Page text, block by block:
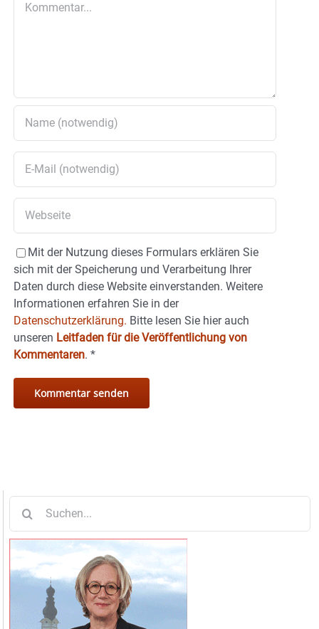
Mit der Nutzung dieses Formulars erklären Sie
sich mit der Speicherung und Verarbeitung Ihrer
Daten durch diese Website einverstanden. Weitere
Informationen erfahren Sie in der
Datenschutzerklärung. Bitte lesen Sie hier auch
unseren Leitfaden für die Veröffentlichung von
Kommentaren. *
nach: